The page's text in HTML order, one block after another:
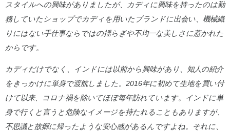
スタイルへの興味がありましたが、カディに興味を持ったのは勤
務していたショップでカディを用いたブランドに出会い、機械織
りにはない手仕事ならではの揺らぎや不均一な美しさに惹かれた
からです。
カディだけでなく、インドには以前から興味があり、知人の紹介
をきっかけに単身で渡航しました。2016年に初めて生地を買い付
けて以来、コロナ禍を除いてほぼ毎年訪れています。インドに単
身で行くと言うと危険なイメージを持たれることもありますが、
不思議と故郷に帰ったような安心感があるんですよね。それに、